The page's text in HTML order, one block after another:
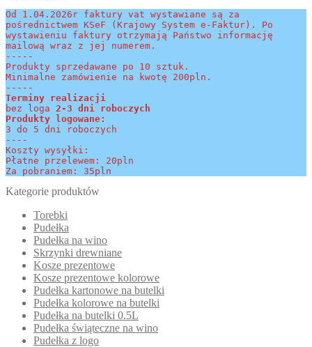
Od 1.04.2026r faktury vat wystawiane są za
pośrednictwem KSeF (Krajowy System e-Faktur). Po
wystawieniu faktury otrzymają Państwo informację
mailową wraz z jej numerem.
-----
Produkty sprzedawane po 10 sztuk.
Minimalne zamówienie na kwotę 200pln.
-----
Terminy realizacji
bez loga 2-3 dni roboczych
Produkty logowane:
3 do 5 dni roboczych
----
Koszty wysyłki:
Płatne przelewem: 20pln
Za pobraniem: 35pln
Kategorie produktów
Torebki
Pudełka
Pudełka na wino
Skrzynki drewniane
Kosze prezentowe
Kosze prezentowe kolorowe
Pudełka kartonowe na butelki
Pudełka kolorowe na butelki
Pudełka na butelki 0.5L
Pudełka świąteczne na wino
Pudełka z logo